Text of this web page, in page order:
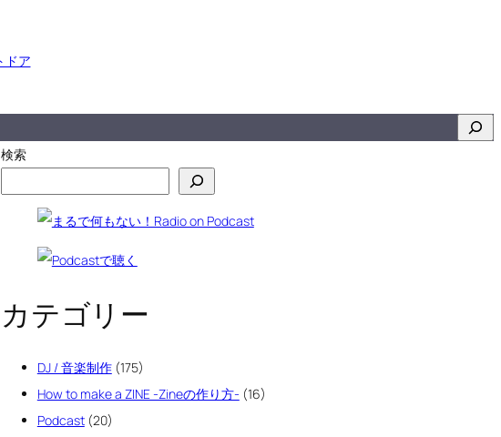
検索
カテゴリー
DJ / 音楽制作(175)
How to make a ZINE -Zineの作り方- (16)
Podcast(20)